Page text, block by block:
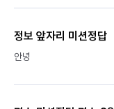
정보 앞자리 미션정답
안녕